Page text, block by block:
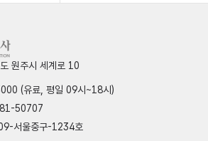
원주시 세계로 10
(유료, 평일 09시~18시)
50707
서울중구-1234호